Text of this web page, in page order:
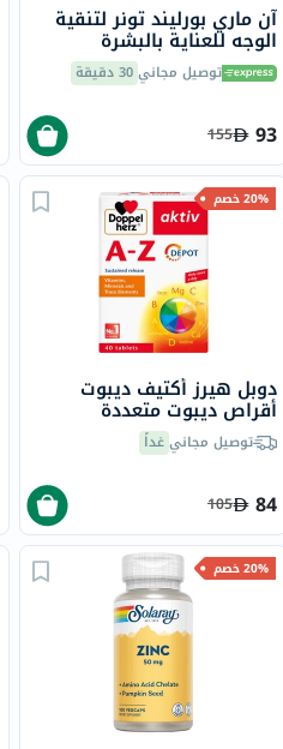
آن ماري بورليند تونر لتنقية
الوجه للعناية بالبشرة
المعرضة للبقع وحب الشباب
150 مل توصيل مجاني30 دقيقة
93
155
20% خصم
دوبل هيرز أكتيف ديبوت
أقراص ديبوت متعددة
الفيتامينات والمعادن للبالغين،
حزمه من 40
توصيل مجانيغداً
84
105
20% خصم